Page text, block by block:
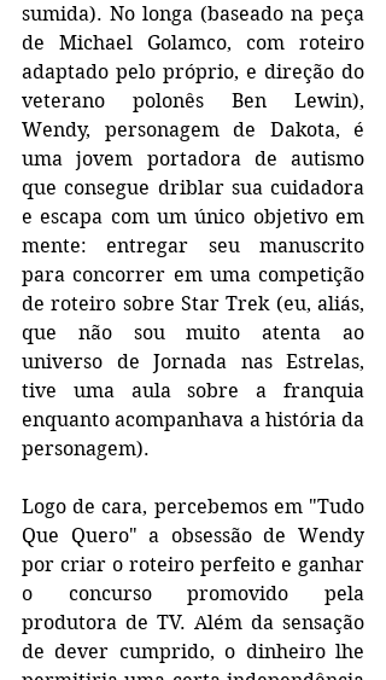
sumida). No longa (baseado na peça
de Michael Golamco, com roteiro
adaptado pelo próprio, e direção do
veterano polonês Ben Lewin),
Wendy, personagem de Dakota, é
uma jovem portadora de autismo
que consegue driblar sua cuidadora
e escapa com um único objetivo em
mente: entregar seu manuscrito
para concorrer em uma competição
de roteiro sobre Star Trek (eu, aliás,
que não sou muito atenta ao
universo de Jornada nas Estrelas,
tive uma aula sobre a franquia
enquanto acompanhava a história da
personagem).
Logo de cara, percebemos em "Tudo
Que Quero" a obsessão de Wendy
por criar o roteiro perfeito e ganhar
o concurso promovido pela
produtora de TV. Além da sensação
de dever cumprido, o dinheiro lhe